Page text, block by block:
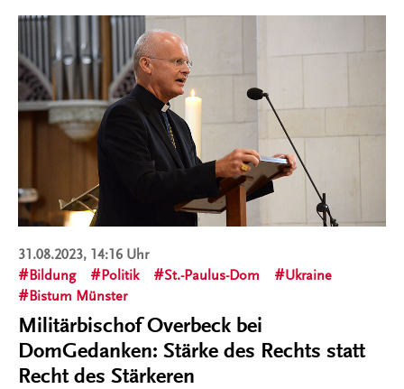
31.08.2023, 14:16 Uhr
Bildung
Politik St.-Paulus-Dom
Ukraine
Bistum Münster
Militärbischof Overbeck bei
DomGedanken: Stärke des Rechts statt
Recht des Stärkeren